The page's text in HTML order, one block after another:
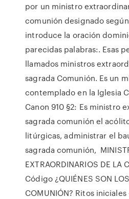
por un ministro
comunión designado
introduce la oración
parecidas palabras:. Esas
llamados ministros
sagrada Comunión. Es un
contemplado en la Iglesia
Canon 910 §2: Es ministro
sagrada comunión el
litúrgicas, administrar el
sagrada comunión,
EXTRAORDINARIOS DE LA
Código ¿QUIÉNES SON
COMUNIÓN? Ritos